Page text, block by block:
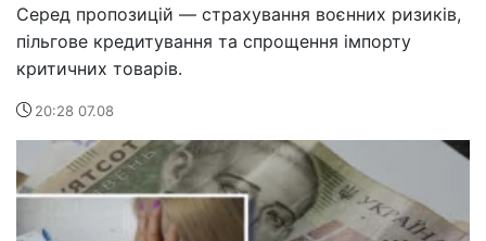
Серед пропозицій — страхування воєнних ризиків,
пільгове кредитування та спрощення імпорту
критичних товарів.
20:28 07.08